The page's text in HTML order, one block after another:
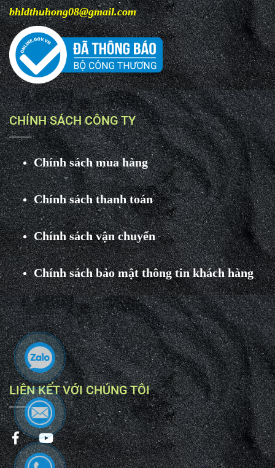
bhldthuhong08@gmail.com
CHÍNH SÁCH CÔNG TY
Chính sách mua hàng
Chính sách thanh toán
Chính sách vận chuyển
Chính sách bảo mật thông tin khách hàng
LIÊN KẾT VỚI CHÚNG TÔI